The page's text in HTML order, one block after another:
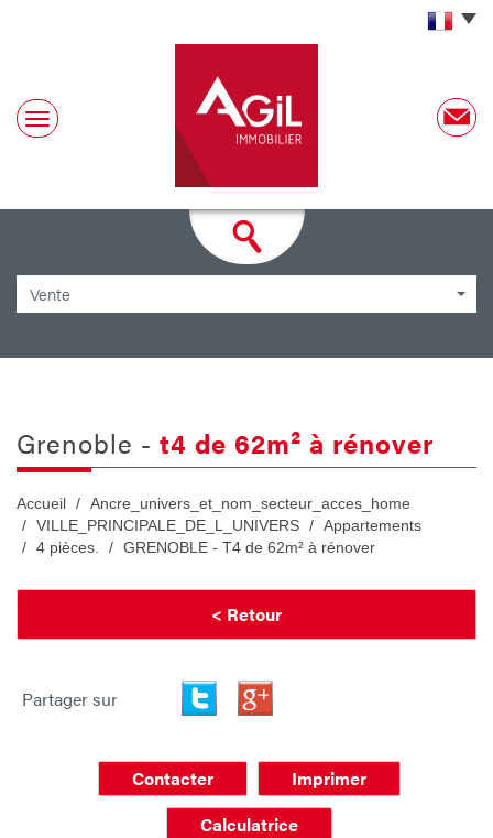
Vente
grenoble - t4 de 62m² à rénover
Accueil
Ancre_univers_et_nom_secteur_acces_home
VILLE_PRINCIPALE_DE_L_UNIVERS
Appartements
4 pièces.
GRENOBLE - T4 de 62m² à rénover
< Retour
Partager sur
Contacter
Imprimer
Calculatrice